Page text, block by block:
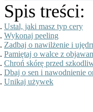
Spis treści:
Ustal, jaki masz typ cery
Wykonaj peeling
Zadbaj o nawilżenie i
Pamiętaj o walce z
Chroń skórę przed
Dbaj o sen i nawodnienie
Unikaj używek